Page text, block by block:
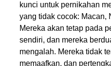
kunci untuk pernikahan
yang tidak cocok: Macan,
Mereka akan tetap pada
sendiri, dan mereka
mengalah. Mereka tidak
memaafkan, dan